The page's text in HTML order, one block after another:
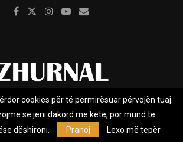
Impresumi Marketing
Privacy Policy
e Lajmeve e pavarur, e themeluar në vitin
cookies për të përmirësuar përvojën tuaj.
se jeni dakord me këtë, por mund të
dëshironi.
Pranoj Lexo më tepër